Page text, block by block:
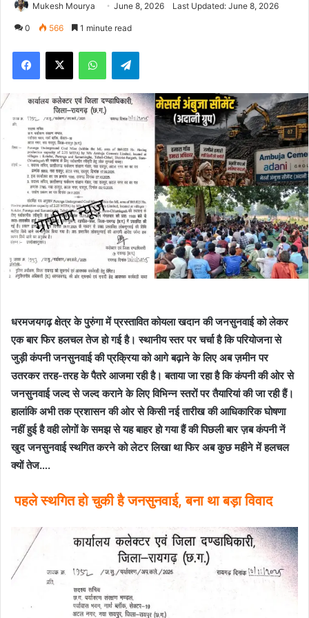
Mukesh Mourya June 8, 2026 Last Updated: June 8, 2026
0 566 1 minute read
Facebook
X WhatsAppTelegram
धरमजयगढ़ क्षेत्र के पुरुंगा में प्रस्तावित कोयला खदान की जनसुनवाई को लेकर
एक बार फिर हलचल तेज हो गई है। स्थानीय स्तर पर चर्चा है कि परियोजना से
जुड़ी कंपनी जनसुनवाई की प्रक्रिया को आगे बढ़ाने के लिए अब ज़मीन पर
उतरकर तरह-तरह के पैतरे आजमा रही है। बताया जा रहा है कि कंपनी की ओर से
जनसुनवाई जल्द से जल्द कराने के लिए विभिन्न स्तरों पर तैयारियां की जा रही हैं।
हालांकि अभी तक प्रशासन की ओर से किसी नई तारीख की आधिकारिक घोषणा
नहीं हुई है वही लोगों के समझ से यह बाहर हो गया हैं की पिछली बार ज़ब कंपनी नें
खुद जनसुनवाई स्थगित करने को लेटर लिखा था फिर अब कुछ महीने में हलचल
क्यों तेज….
पहले स्थगित हो चुकी है जनसुनवाई, बना था बड़ा विवाद